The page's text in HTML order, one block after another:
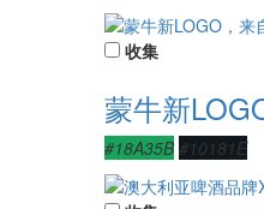
收集
蒙牛新
#18A35B #10181E